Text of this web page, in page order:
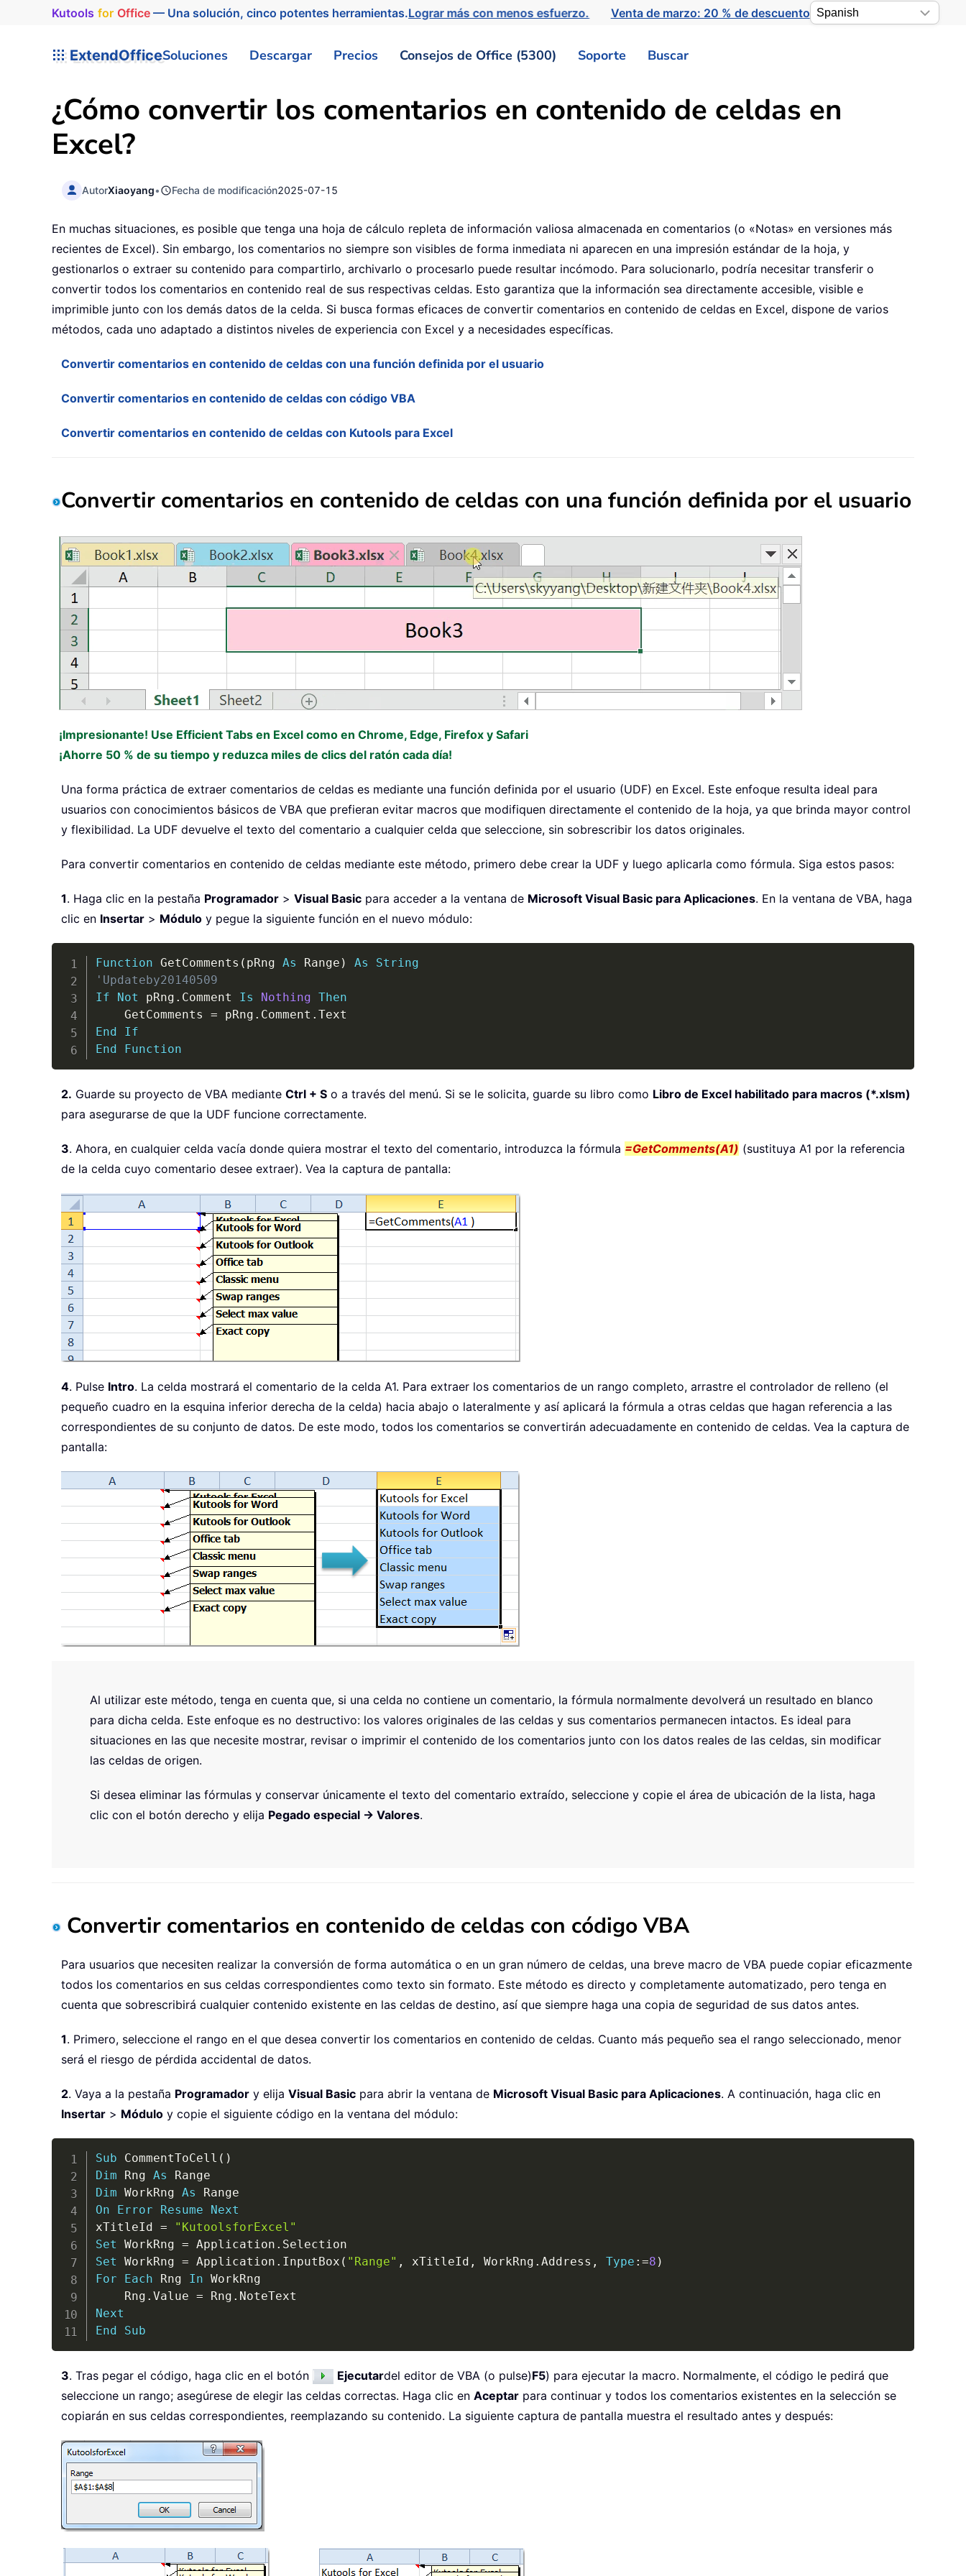
Kutools for Office— Una solución, cinco potentes herramientas.Lograr más con menos esfuerzo. Venta de marzo: 20 % de descuento
ExtendOfficeSoluciones Descargar Precios Consejos de Office (5300) Soporte Buscar
¿Cómo convertir los comentarios en contenido de celdas en
Excel?
AutorXiaoyang• Fecha de modificación2025-07-15
En muchas situaciones, es posible que tenga una hoja de cálculo repleta de información valiosa almacenada en comentarios (o «Notas» en versiones más
recientes de Excel). Sin embargo, los comentarios no siempre son visibles de forma inmediata ni aparecen en una impresión estándar de la hoja, y
gestionarlos o extraer su contenido para compartirlo, archivarlo o procesarlo puede resultar incómodo. Para solucionarlo, podría necesitar transferir o
convertir todos los comentarios en contenido real de sus respectivas celdas. Esto garantiza que la información sea directamente accesible, visible e
imprimible junto con los demás datos de la celda. Si busca formas eficaces de convertir comentarios en contenido de celdas en Excel, dispone de varios
métodos, cada uno adaptado a distintos niveles de experiencia con Excel y a necesidades específicas.
Convertir comentarios en contenido de celdas con una función definida por el usuario
Convertir comentarios en contenido de celdas con código VBA
Convertir comentarios en contenido de celdas con Kutools para Excel
Convertir comentarios en contenido de celdas con una función definida por el usuario
¡Impresionante! Use Efficient Tabs en Excel como en Chrome, Edge, Firefox y Safari
¡Ahorre 50 % de su tiempo y reduzca miles de clics del ratón cada día!
Una forma práctica de extraer comentarios de celdas es mediante una función definida por el usuario (UDF) en Excel. Este enfoque resulta ideal para
usuarios con conocimientos básicos de VBA que prefieran evitar macros que modifiquen directamente el contenido de la hoja, ya que brinda mayor control
y flexibilidad. La UDF devuelve el texto del comentario a cualquier celda que seleccione, sin sobrescribir los datos originales.
Para convertir comentarios en contenido de celdas mediante este método, primero debe crear la UDF y luego aplicarla como fórmula. Siga estos pasos:
1. Haga clic en la pestaña Programador > Visual Basic para acceder a la ventana de Microsoft Visual Basic para Aplicaciones. En la ventana de VBA, haga
clic en Insertar > Módulo y pegue la siguiente función en el nuevo módulo:
Function GetComments ( pRng As Range ) As
String
'Updateby20140509
If
Not pRng . Comment Is Nothing Then
    GetComments
= pRng . Comment .
End
If
End
Function
2. Guarde su proyecto de VBA mediante Ctrl + S o a través del menú. Si se le solicita, guarde su libro como Libro de Excel habilitado para macros (*.xlsm)
para asegurarse de que la UDF funcione correctamente.
3. Ahora, en cualquier celda vacía donde quiera mostrar el texto del comentario, introduzca la fórmula =GetComments(A1) (sustituya A1 por la referencia
de la celda cuyo comentario desee extraer). Vea la captura de pantalla:
4. Pulse Intro. La celda mostrará el comentario de la celda A1. Para extraer los comentarios de un rango completo, arrastre el controlador de relleno (el
pequeño cuadro en la esquina inferior derecha de la celda) hacia abajo o lateralmente y así aplicará la fórmula a otras celdas que hagan referencia a las
correspondientes de su conjunto de datos. De este modo, todos los comentarios se convertirán adecuadamente en contenido de celdas. Vea la captura de
pantalla:
Al utilizar este método, tenga en cuenta que, si una celda no contiene un comentario, la fórmula normalmente devolverá un resultado en blanco
para dicha celda. Este enfoque es no destructivo: los valores originales de las celdas y sus comentarios permanecen intactos. Es ideal para
situaciones en las que necesite mostrar, revisar o imprimir el contenido de los comentarios junto con los datos reales de las celdas, sin modificar
las celdas de origen.
Si desea eliminar las fórmulas y conservar únicamente el texto del comentario extraído, seleccione y copie el área de ubicación de la lista, haga
clic con el botón derecho y elija Pegado especial → Valores.
Convertir comentarios en contenido de celdas con código VBA
Para usuarios que necesiten realizar la conversión de forma automática o en un gran número de celdas, una breve macro de VBA puede copiar eficazmente
todos los comentarios en sus celdas correspondientes como texto sin formato. Este método es directo y completamente automatizado, pero tenga en
cuenta que sobrescribirá cualquier contenido existente en las celdas de destino, así que siempre haga una copia de seguridad de sus datos antes.
1. Primero, seleccione el rango en el que desea convertir los comentarios en contenido de celdas. Cuanto más pequeño sea el rango seleccionado, menor
será el riesgo de pérdida accidental de datos.
2. Vaya a la pestaña Programador y elija Visual Basic para abrir la ventana de Microsoft Visual Basic para Aplicaciones. A continuación, haga clic en
Insertar > Módulo y copie el siguiente código en la ventana del módulo:
Sub CommentToCell ( )
Dim Rng As
Dim WorkRng As
On
Error Resume
Next
xTitleId =
"KutoolsforExcel"
Set WorkRng = Application .
Set WorkRng = Application . InputBox ( "Range" , xTitleId , WorkRng . Address , Type : =8 )
For
Each Rng In WorkRng
    Rng
. Value = Rng .
Next
End
Sub
3. Tras pegar el código, haga clic en el botón Ejecutardel editor de VBA (o pulse)F5) para ejecutar la macro. Normalmente, el código le pedirá que
seleccione un rango; asegúrese de elegir las celdas correctas. Haga clic en Aceptar para continuar y todos los comentarios existentes en la selección se
copiarán en sus celdas correspondientes, reemplazando su contenido. La siguiente captura de pantalla muestra el resultado antes y después: